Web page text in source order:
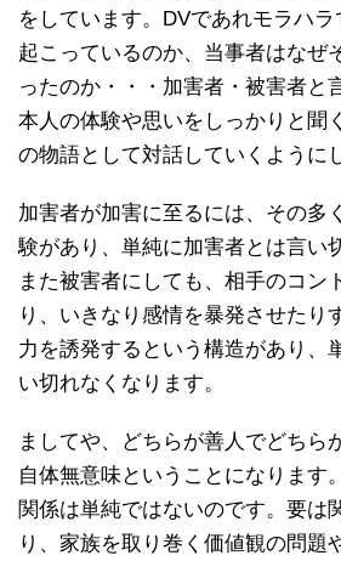
をしています。DVであれモラハ
起こっているのか、当事者はなぜ
ったのか・・・加害者・被害者と
本人の体験や思いをしっかりと聞
の物語として対話していくように
加害者が加害に至るには、その多
験があり、単純に加害者とは言い
また被害者にしても、相手のコン
り、いきなり感情を暴発させたり
力を誘発するという構造があり、
い切れなくなります。
ましてや、どちらが善人でどちら
自体無意味ということになります
関係は単純ではないのです。要は
り、家族を取り巻く価値観の問題